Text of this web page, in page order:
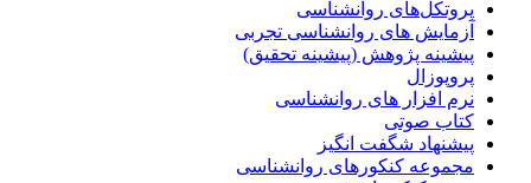
پروتکل‌های روانشناسی
آزمایش های روانشناسی تجربی
پیشینه پژوهش (پیشینه تحقیق)
پروپوزال
نرم افزار های روانشناسی
کتاب صوتی
پیشنهاد شگفت انگیز
مجموعه کنکورهای روانشناسی